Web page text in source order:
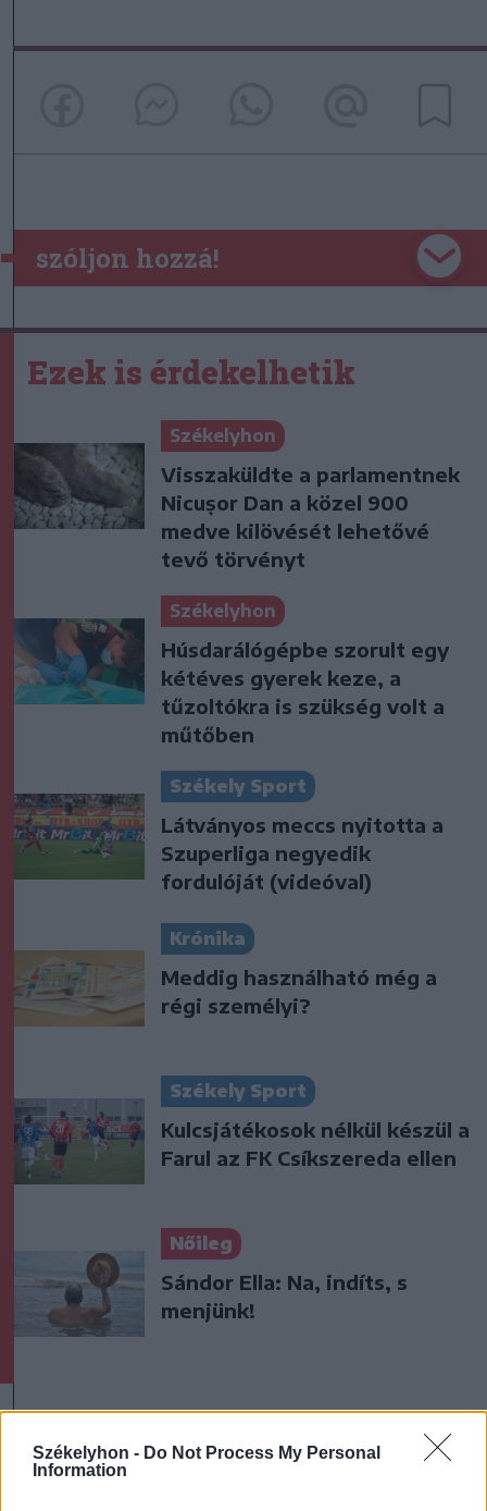
Székelyhon - Do Not Process My Personal
Information
szóljon hozzá!
Ezek is érdekelhetik
Székelyhon
Visszaküldte a parlamentnek
Nicușor Dan a közel 900
medve kilövését lehetővé
tevő törvényt
Székelyhon
Húsdarálógépbe szorult egy
kétéves gyerek keze, a
tűzoltókra is szükség volt a
műtőben
Székely Sport
Látványos meccs nyitotta a
Szuperliga negyedik
fordulóját (videóval)
Krónika
Meddig használható még a
régi személyi?
Székely Sport
Kulcsjátékosok nélkül készül a
Farul az FK Csíkszereda ellen
Nőileg
Sándor Ella: Na, indíts, s
menjünk!